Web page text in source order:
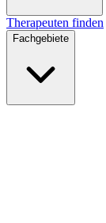
Therapeuten finden
Fachgebiete